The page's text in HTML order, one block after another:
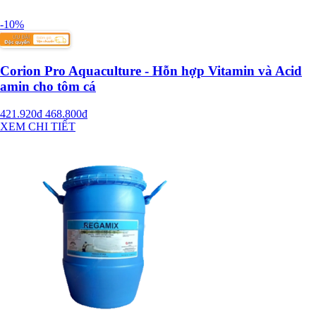
-10%
Corion Pro Aquaculture - Hỗn hợp Vitamin và Acid
amin cho tôm cá
421.920đ 468.800đ
XEM CHI TIẾT